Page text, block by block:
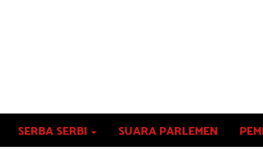
SERBA SERBI SUARA PARLEMEN